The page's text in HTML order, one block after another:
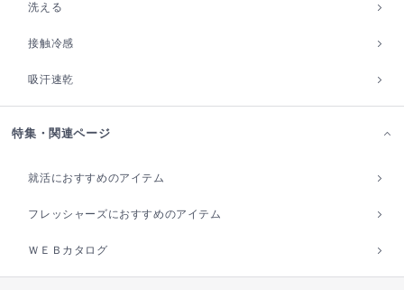
洗える
接触冷感
吸汗速乾
特集・関連ページ
就活におすすめのアイテム
フレッシャーズにおすすめのアイテム
ＷＥＢカタログ